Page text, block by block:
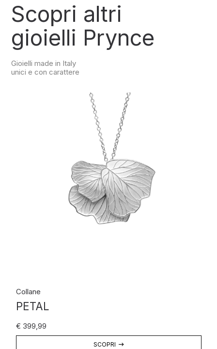
Scopri altri
gioielli Prynce
Gioielli made in Italy
unici e con carattere
Collane
PETAL
€ 399,99
SCOPRI